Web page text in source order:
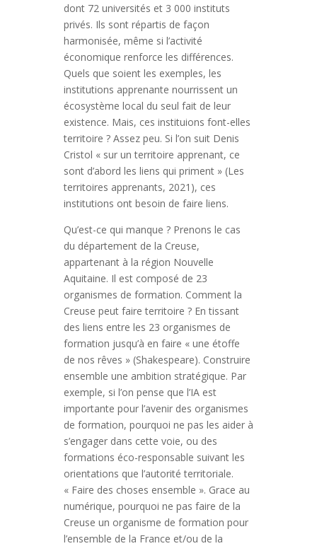
dont 72 universités et 3 000 instituts
privés. Ils sont répartis de façon
harmonisée, même si l’activité
économique renforce les différences.
Quels que soient les exemples, les
institutions apprenante nourrissent un
écosystème local du seul fait de leur
existence. Mais, ces instituions font-elles
territoire ? Assez peu. Si l’on suit Denis
Cristol « sur un territoire apprenant, ce
sont d’abord les liens qui priment » (Les
territoires apprenants, 2021), ces
institutions ont besoin de faire liens.
Qu’est-ce qui manque ? Prenons le cas
du département de la Creuse,
appartenant à la région Nouvelle
Aquitaine. Il est composé de 23
organismes de formation. Comment la
Creuse peut faire territoire ? En tissant
des liens entre les 23 organismes de
formation jusqu’à en faire « une étoffe
de nos rêves » (Shakespeare). Construire
ensemble une ambition stratégique. Par
exemple, si l’on pense que l’IA est
importante pour l’avenir des organismes
de formation, pourquoi ne pas les aider à
s’engager dans cette voie, ou des
formations éco-responsable suivant les
orientations que l’autorité territoriale.
« Faire des choses ensemble ». Grace au
numérique, pourquoi ne pas faire de la
Creuse un organisme de formation pour
l’ensemble de la France et/ou de la